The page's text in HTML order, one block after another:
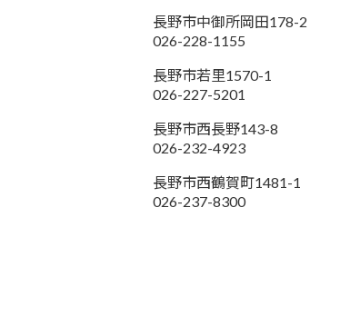
長野市中御所岡田178-2
026-228-1155
長野市若里1570-1
026-227-5201
長野市西長野143-8
026-232-4923
長野市西鶴賀町1481-1
026-237-8300